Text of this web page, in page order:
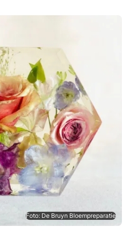
Foto: De Bruyn Bloempreparatie